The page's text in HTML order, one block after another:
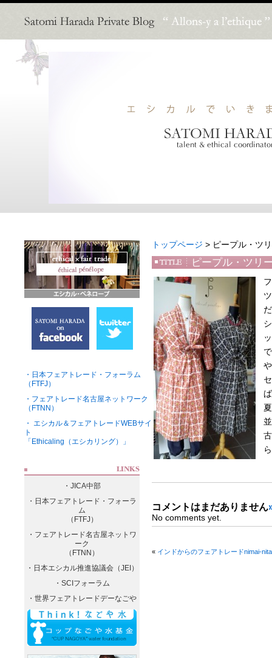
・日本フェアトレード・フォーラム
（FTFJ）
・フェアトレード名古屋ネットワーク
（FTNN）
・ エシカル＆フェアトレードWEBサイ
ト
「Ethicaling（エシカリング）」
・JICA中部
・日本フェアトレード・フォーラ
ム
（FTFJ）
・フェアトレード名古屋ネットワ
ーク
（FTNN）
・日本エシカル推進協議会（JEI）
・SCIフォーラム
・世界フェアトレードデーなごや
トップページ > ピープル・ツ
ピープル・ツリ
コメントはまだありません
No comments yet.
« インドからのフェアトレードnimai-